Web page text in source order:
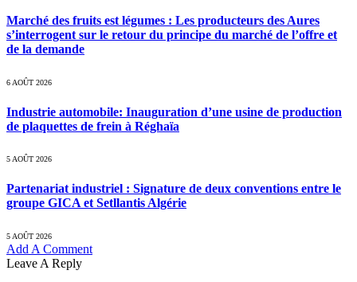
Marché des fruits est légumes : Les producteurs des Aures
s’interrogent sur le retour du principe du marché de l’offre et
de la demande
6 AOÛT 2026
Industrie automobile: Inauguration d’une usine de production
de plaquettes de frein à Réghaïa
5 AOÛT 2026
Partenariat industriel : Signature de deux conventions entre le
groupe GICA et Setllantis Algérie
5 AOÛT 2026
Add A Comment
Leave A Reply